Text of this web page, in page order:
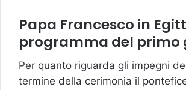
Papa Francesco in
programma del primo
Per quanto riguarda gli impegni
termine della cerimonia il